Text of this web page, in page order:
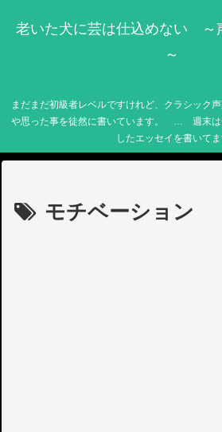
老いた犬に芸は仕込めない ～
～
まだまだ初級者レベルですけれど、クラシック
や思った事を徒然に書いています。 … 週末は
したエッセイを書いてま
モチベーション